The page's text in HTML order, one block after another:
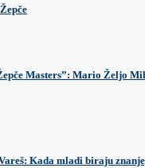
Masters”: Mario Željo
Kada mladi biraju